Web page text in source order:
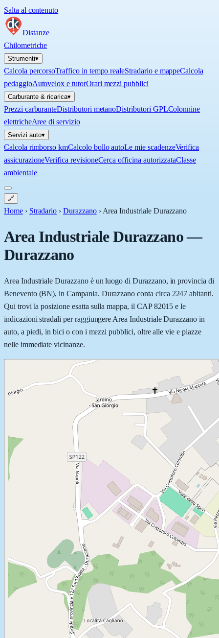
Salta al contenuto
Distanze
Chilometriche
Strumenti▾
Calcola percorsoTraffico in tempo realeStradario e mappeCalcola
pedaggioAutovelox e tutorOrari mezzi pubblici
Carburante & ricarica▾
Prezzi carburanteDistributori metanoDistributori GPLColonnine
elettricheAree di servizio
Servizi auto▾
Calcola rimborso kmCalcolo bollo autoLe mie scadenzeVerifica
assicurazioneVerifica revisioneCerca officina autorizzataClasse
ambientale
🔗
Home › Stradario › Durazzano › Area Industriale Durazzano
Area Industriale Durazzano—
Durazzano
Area Industriale Durazzano è un luogo di Durazzano, in provincia di
Benevento (BN), in Campania. Durazzano conta circa 2247 abitanti.
Qui trovi la posizione esatta sulla mappa, il CAP 82015 e le
indicazioni stradali per raggiungere Area Industriale Durazzano in
auto, a piedi, in bici o con i mezzi pubblici, oltre alle vie e piazze
nelle immediate vicinanze.